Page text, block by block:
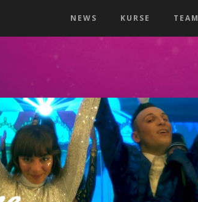
NEWS KURSE TEAM